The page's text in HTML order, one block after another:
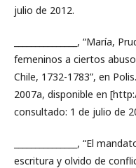
julio de 2012.
_______________, “María,
femeninos a ciertos
Chile, 1732-1783”, en
2007a, disponible en
consultado: 1 de julio de
_______________, “El
escritura y olvido de